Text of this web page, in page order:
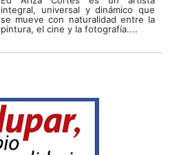
integral, universal y dinámico que
se mueve con naturalidad entre la
pintura, el cine y la fotografía....